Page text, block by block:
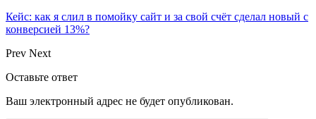
Кейс: как я слил в помойку сайт и за свой счёт сделал новый с
конверсией 13%?
Prev Next
Оставьте ответ
Ваш электронный адрес не будет опубликован.